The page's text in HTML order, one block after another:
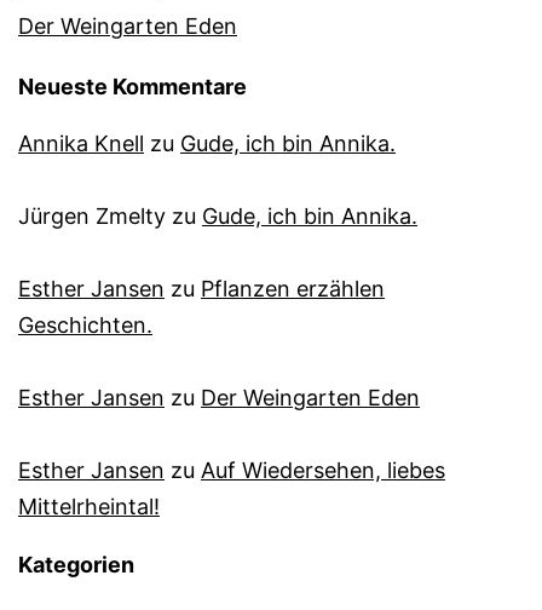
Der Weingarten Eden
Neueste Kommentare
Annika Knell zu Gude, ich bin Annika.
Jürgen Zmelty zu Gude, ich bin Annika.
Esther Jansen zu Pflanzen erzählen
Geschichten.
Esther Jansen zu Der Weingarten Eden
Esther Jansen zu Auf Wiedersehen, liebes
Mittelrheintal!
Kategorien